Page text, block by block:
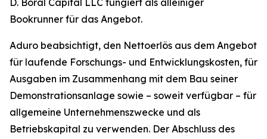
D. Boral Capital LLC fungiert als alleiniger
Bookrunner für das Angebot.
Aduro beabsichtigt, den Nettoerlös aus dem Angebot
für laufende Forschungs- und Entwicklungskosten, für
Ausgaben im Zusammenhang mit dem Bau seiner
Demonstrationsanlage sowie – soweit verfügbar – für
allgemeine Unternehmenszwecke und als
Betriebskapital zu verwenden. Der Abschluss des